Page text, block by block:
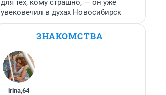
для тех, кому страшно, — он уже
увековечил в духах Новосибирск
ЗНАКОМСТВА
irina,64